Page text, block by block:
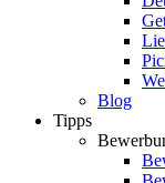
Blog
Tipps